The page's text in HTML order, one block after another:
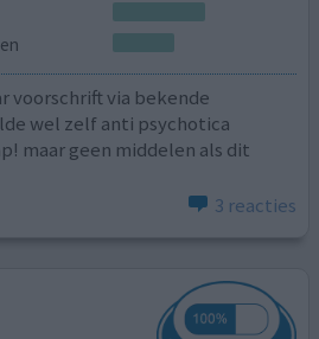
voorschrift via bekende
wel zelf anti psychotica
maar geen middelen als dit
3 reacties